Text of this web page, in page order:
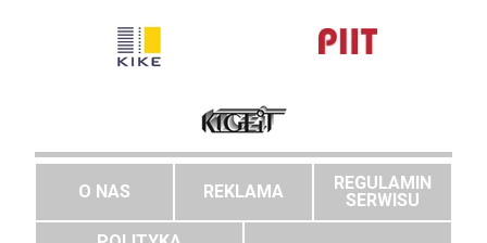
O NAS REKLAMA
REGULAMIN
SERWISU